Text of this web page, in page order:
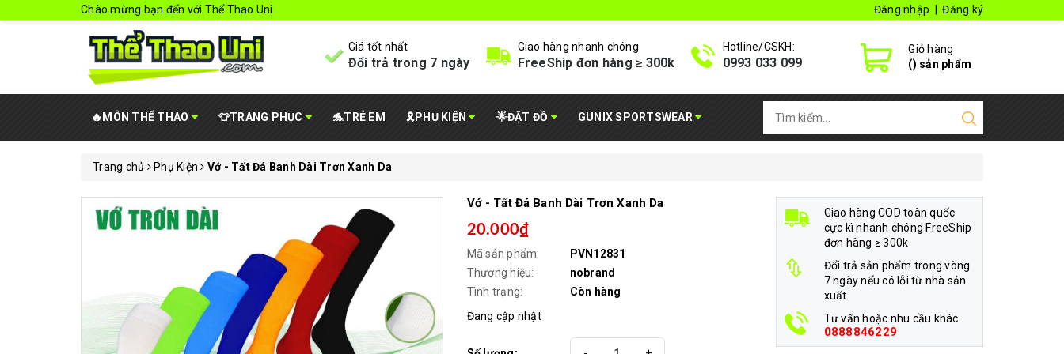
Chào mừng bạn đến với Thể Thao Uni Đăng nhập Đăng ký
Giá tốt nhất
Đổi trả trong 7 ngày
Giao hàng nhanh chóng
FreeShip đơn hàng ≥ 300k
Hotline/CSKH:
0993 033 099
Giỏ hàng
() sản phẩm
🔥MÔN THỂ THAO 👕TRANG PHỤC 🐬TRẺ EM 🎗️PHỤ KIỆN 🌟ĐẶT ĐỒ GUNIX SPORTSWEAR
Trang chủ Phụ Kiện Vớ - Tất Đá Banh Dài Trơn Xanh Da
Vớ - Tất Đá Banh Dài Trơn Xanh Da
20.000₫
Mã sản phẩm:
PVN12831
Thương hiệu:
nobrand
Tình trạng:
Còn hàng
Đang cập nhật
Giao hàng COD toàn quốc
cực kì nhanh chóng FreeShip
đơn hàng ≥ 300k
Đổi trả sản phẩm trong vòng
7 ngày nếu có lỗi từ nhà sản
xuất
Tư vấn hoặc nhu cầu khác
0888846229